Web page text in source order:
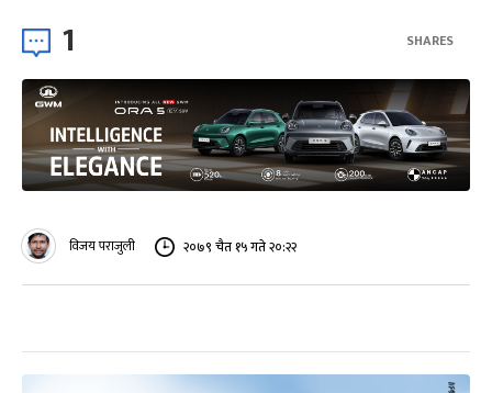
1 SHARES
विजय पराजुली २०७९ चैत १५ गते २०:२२